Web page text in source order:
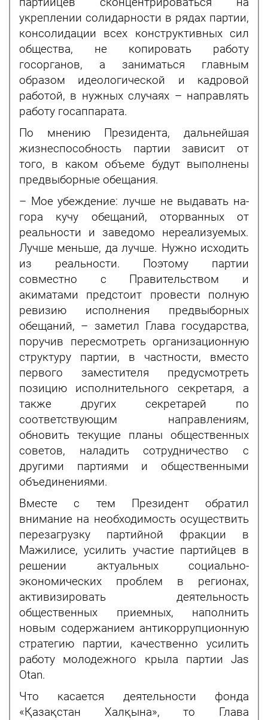
партийцев сконцентрироваться на
укреплении солидарности в рядах партии,
консолидации всех конструктивных сил
общества, не копировать работу
госорганов, а заниматься главным
образом идеологической и кадровой
работой, в нужных случаях – направлять
работу госаппарата.
По мнению Президента, дальнейшая
жизнеспособность партии зависит от
того, в каком объеме будут выполнены
предвыборные обещания.
– Мое убеждение: лучше не выдавать на-
гора кучу обещаний, оторванных от
реальности и заведомо нереализуемых.
Лучше меньше, да лучше. Нужно исходить
из реальности. Поэтому партии
совместно с Правительством и
акиматами предстоит провести полную
ревизию исполнения предвыборных
обещаний, – заметил Глава государства,
поручив пересмотреть организационную
структуру партии, в частности, вместо
первого заместителя предусмотреть
позицию исполнительного секретаря, а
также других секретарей по
соответствующим направлениям,
обновить текущие планы общественных
советов, наладить сотрудничество с
другими партиями и общественными
объединениями.
Вместе с тем Президент обратил
внимание на необходимость осуществить
перезагрузку партийной фракции в
Мажилисе, усилить участие партийцев в
решении актуальных социально-
экономических проблем в регионах,
активизировать деятельность
общественных приемных, наполнить
новым содержанием антикоррупционную
стратегию партии, качественно усилить
работу молодежного крыла партии Jas
Otan.
Что касается деятельности фонда
«Қазақстан Халқына», то Глава